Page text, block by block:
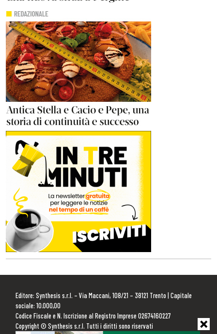
Editore: Synthesis s.r.l. – Via Maccani, 108/21 – 38121 Trento | Capitale
sociale: 10.000,00
Codice Fiscale e N. Iscrizione al Registro Imprese 02674160227
Copyright © Synthesis s.r.l. Tutti i diritti sono riservati